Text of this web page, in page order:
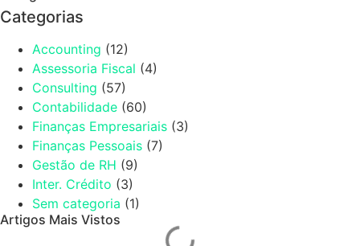
Categorias
Accounting (12)
Assessoria Fiscal (4)
Consulting (57)
Contabilidade (60)
Finanças Empresariais (3)
Finanças Pessoais (7)
Gestão de RH (9)
Inter. Crédito (3)
Sem categoria (1)
Artigos Mais Vistos